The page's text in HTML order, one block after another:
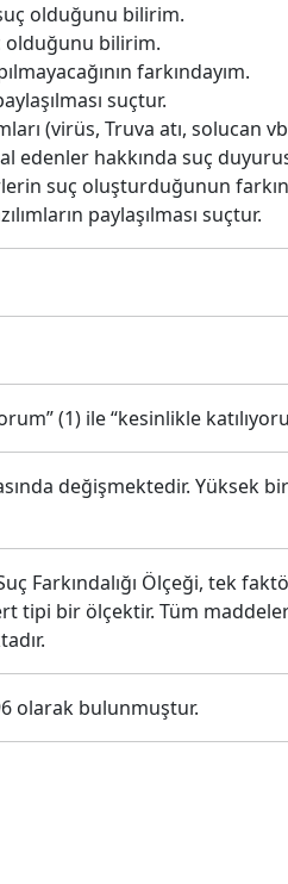
olduğunu bilirim.
olduğunu bilirim.
farkındayım.
suçtur.
(virüs, Truva atı, solucan
edenler hakkında suç
suç oluşturduğunun
paylaşılması suçtur.
(1) ile “kesinlikle
değişmektedir. Yüksek
Farkındalığı Ölçeği, tek
tipi bir ölçektir. Tüm
olarak bulunmuştur.